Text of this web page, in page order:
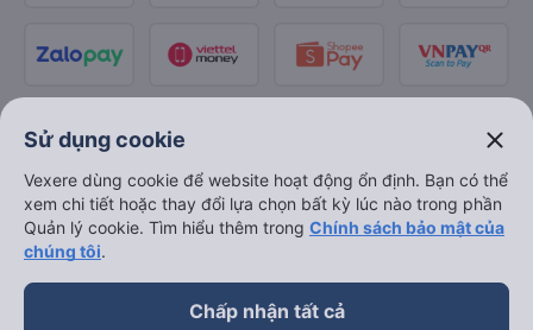
Sử dụng cookie close
Vexere dùng cookie để website hoạt động ổn định. Bạn có thể
xem chi tiết hoặc thay đổi lựa chọn bất kỳ lúc nào trong phần
Quản lý cookie. Tìm hiểu thêm trong Chính sách bảo mật của
chúng tôi.
Chấp nhận tất cả